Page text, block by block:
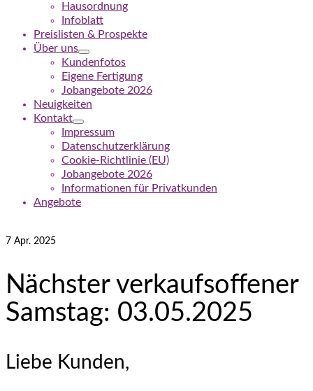
Hausordnung
Infoblatt
Preislisten & Prospekte
Über uns
Kundenfotos
Eigene Fertigung
Jobangebote 2026
Neuigkeiten
Kontakt
Impressum
Datenschutzerklärung
Cookie-Richtlinie (EU)
Jobangebote 2026
Informationen für Privatkunden
Angebote
7 Apr. 2025
Nächster verkaufsoffener
Samstag: 03.05.2025
Liebe Kunden,